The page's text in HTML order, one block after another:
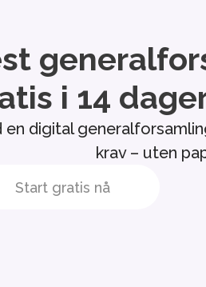
i 14
en digital
krav – uten
Start gratis nå